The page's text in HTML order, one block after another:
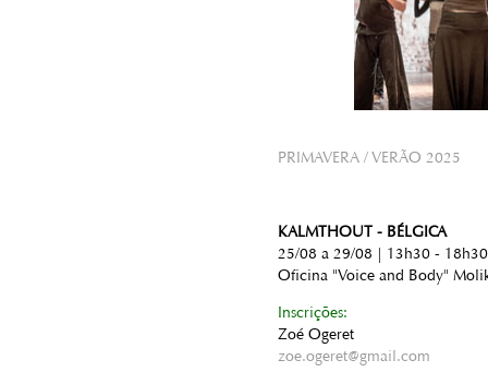
PRIMAVERA / VERÃO 2025
KALMTHOUT - BÉLGICA
25/08 a 29/08 | 13h30 - 18h30
Oficina "Voice and Body"
Inscrições:
Zoé Ogeret
zoe.ogeret@gmail.com